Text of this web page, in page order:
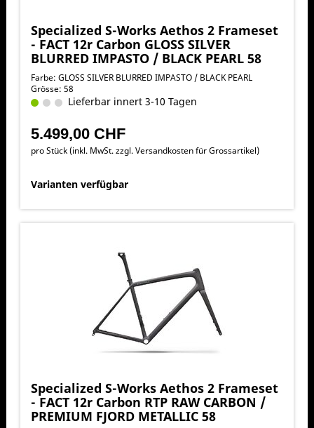
Specialized S-Works Aethos 2 Frameset
- FACT 12r Carbon GLOSS SILVER
BLURRED IMPASTO / BLACK PEARL 58
Farbe: GLOSS SILVER BLURRED IMPASTO / BLACK PEARL
Grösse: 58
Lieferbar innert 3-10 Tagen
5.499,00 CHF
pro Stück (inkl. MwSt. zzgl.Versandkosten für Grossartikel)
Varianten verfügbar
Specialized S-Works Aethos 2 Frameset
- FACT 12r Carbon RTP RAW CARBON /
PREMIUM FJORD METALLIC 58